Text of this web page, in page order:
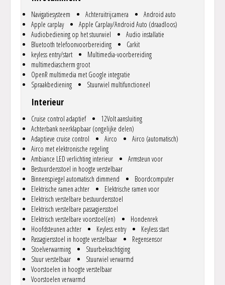
specifieke eisen of vragen beantwoorden we die graag!.
Graag tot ziens in ons gezellige familiebedrijf, Eric Zentveldt helpt u
graag verder! U bent altijd welkom zonder afspraak maar met
afspraak hebben we zeker tijd voor u vrijgemaakt, bovendien, met
een afspraak houden we gedurende de reistijd de auto voor u vast.
Onze Privacy verklaring vindt u op www.autozenter.nl, alle van
toepassing zijnde algemene en garantievoorwaarden kunt u via
ook graag naar u opsturen.
..
Navigatiesysteem Achteruitrijcamera
Android auto
Apple carplay
Apple Carplay/Android Auto (draadloos)
Audiobediening op het stuurwiel
Audio installatie
Bluetooth telefoonvoorbereiding
Carkit
keyless entry/start
Multimedia-voorbereiding
multimediascherm groot
OpenR multimedia met Google integratie
Spraakbediening
Stuurwiel multifunctioneel
Interieur
Cruise control adaptief
12Volt aansluiting
Achterbank neerklapbaar (ongelijke delen)
Adaptieve cruise control
Airco
Airco (automatisch)
Airco met elektronische regeling
Ambiance LED verlichting interieur
Armsteun voor
Bestuurdersstoel in hoogte verstelbaar
Binnenspiegel automatisch dimmend
Boordcomputer
Elektrische ramen achter
Elektrische ramen voor
Elektrisch verstelbare bestuurdersstoel
Elektrisch verstelbare passagiersstoel
Elektrisch verstelbare voorstoel(en)
Hondenrek
Hoofdsteunen achter
Keyless entry
Keyless start
Passagiersstoel in hoogte verstelbaar
Regensensor
Stoelverwarming
Stuurbekrachtiging
Stuur verstelbaar
Stuurwiel verwarmd
Voorstoelen in hoogte verstelbaar
Voorstoelen verwarmd